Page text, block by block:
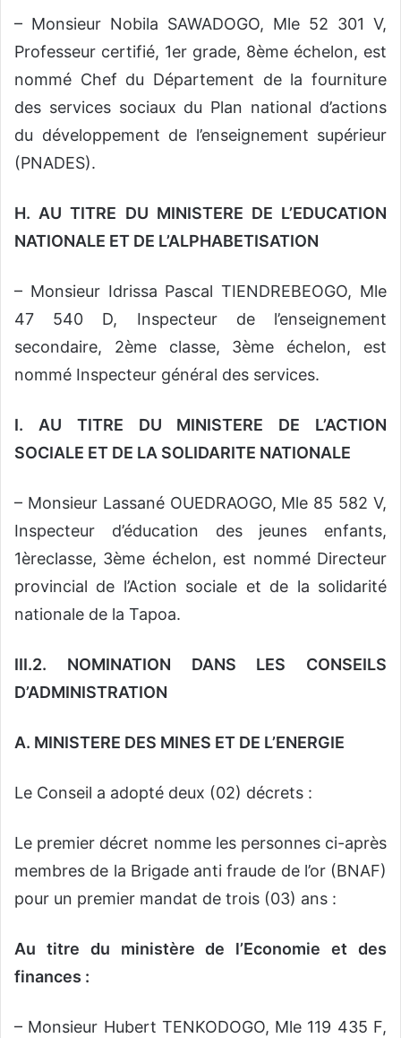
– Monsieur Nobila SAWADOGO, Mle 52 301 V,
Professeur certifié, 1er grade, 8ème échelon, est
nommé Chef du Département de la fourniture
des services sociaux du Plan national d’actions
du développement de l’enseignement supérieur
(PNADES).
H. AU TITRE DU MINISTERE DE L’EDUCATION
NATIONALE ET DE L’ALPHABETISATION
– Monsieur Idrissa Pascal TIENDREBEOGO, Mle
47 540 D, Inspecteur de l’enseignement
secondaire, 2ème classe, 3ème échelon, est
nommé Inspecteur général des services.
I. AU TITRE DU MINISTERE DE L’ACTION
SOCIALE ET DE LA SOLIDARITE NATIONALE
– Monsieur Lassané OUEDRAOGO, Mle 85 582 V,
Inspecteur d’éducation des jeunes enfants,
1èreclasse, 3ème échelon, est nommé Directeur
provincial de l’Action sociale et de la solidarité
nationale de la Tapoa.
III.2. NOMINATION DANS LES CONSEILS
D’ADMINISTRATION
A. MINISTERE DES MINES ET DE L’ENERGIE
Le Conseil a adopté deux (02) décrets :
Le premier décret nomme les personnes ci-après
membres de la Brigade anti fraude de l’or (BNAF)
pour un premier mandat de trois (03) ans :
Au titre du ministère de l’Economie et des
finances :
– Monsieur Hubert TENKODOGO, Mle 119 435 F,